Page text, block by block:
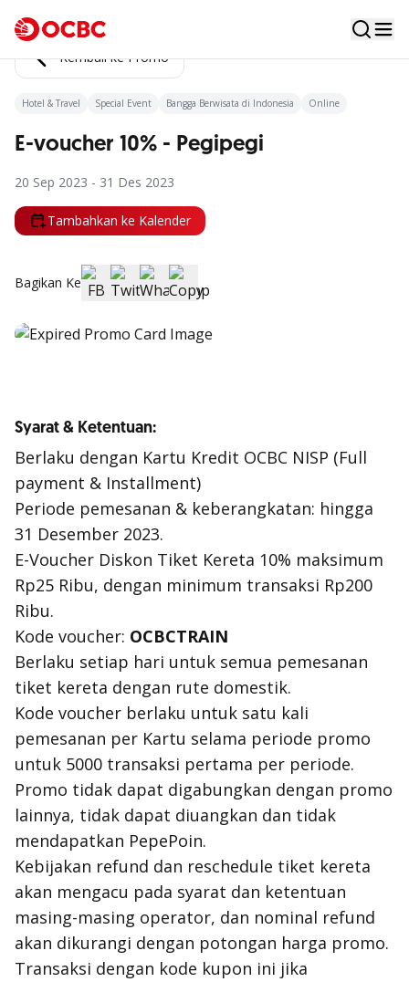
Kembali ke Promo
Hotel & Travel Special Event Bangga Berwisata di Indonesia Online
E-voucher 10% - Pegipegi
20 Sep 2023 - 31 Des 2023
Tambahkan ke Kalender
Bagikan Ke
Syarat & Ketentuan:
Berlaku dengan Kartu Kredit OCBC NISP (Full
payment & Installment)
Periode pemesanan & keberangkatan: hingga
31 Desember 2023.
E-Voucher Diskon Tiket Kereta 10% maksimum
Rp25 Ribu, dengan minimum transaksi Rp200
Ribu.
Kode voucher: OCBCTRAIN
Berlaku setiap hari untuk semua pemesanan
tiket kereta dengan rute domestik.
Kode voucher berlaku untuk satu kali
pemesanan per Kartu selama periode promo
untuk 5000 transaksi pertama per periode.
Promo tidak dapat digabungkan dengan promo
lainnya, tidak dapat diuangkan dan tidak
mendapatkan PepePoin.
Kebijakan refund dan reschedule tiket kereta
akan mengacu pada syarat dan ketentuan
masing-masing operator, dan nominal refund
akan dikurangi dengan potongan harga promo.
Transaksi dengan kode kupon ini jika